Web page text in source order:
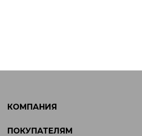
КОМПАНИЯ
ПОКУПАТЕЛЯМ